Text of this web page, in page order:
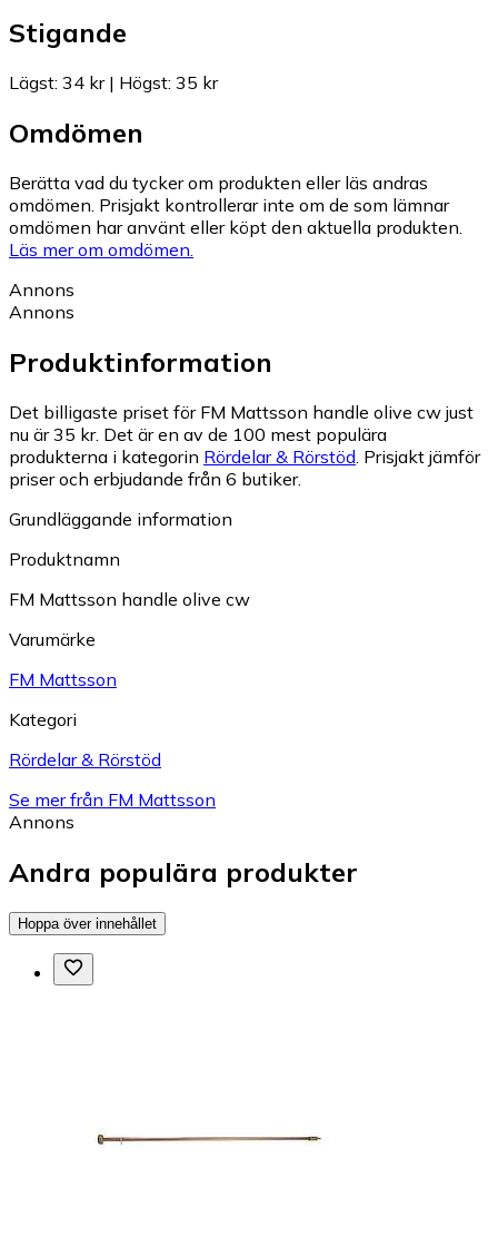
Stigande
Lägst: 34 kr| Högst: 35 kr
Omdömen
Berätta vad du tycker om produkten eller läs andras
omdömen. Prisjakt kontrollerar inte om de som lämnar
omdömen har använt eller köpt den aktuella produkten.
Läs mer om omdömen.
Annons
Annons
Produktinformation
Det billigaste priset för FM Mattsson handle olive cw just
nu är 35 kr. Det är en av de 100 mest populära
produkterna i kategorin Rördelar & Rörstöd. Prisjakt jämför
priser och erbjudande från 6 butiker.
Grundläggande information
Produktnamn
FM Mattsson handle olive cw
Varumärke
FM Mattsson
Kategori
Rördelar & Rörstöd
Se mer från FM Mattsson
Annons
Andra populära produkter
Hoppa över innehållet